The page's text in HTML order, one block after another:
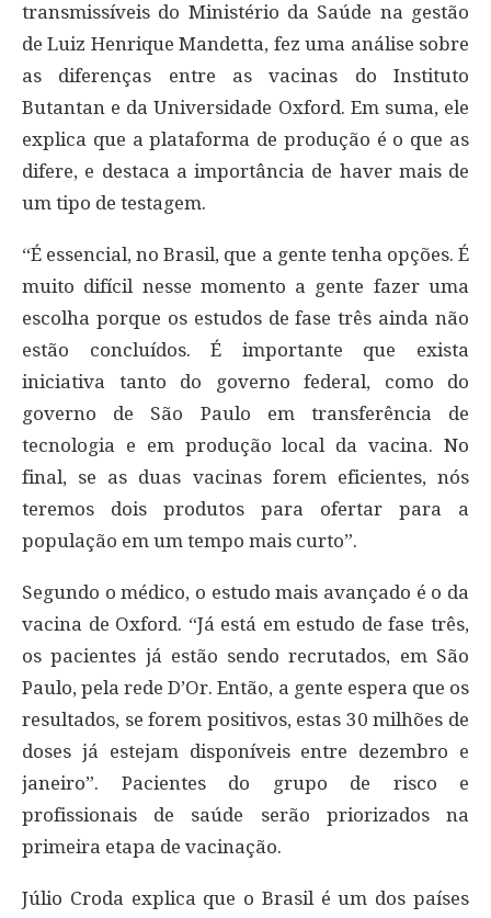
transmissíveis do Ministério da Saúde na gestão
de Luiz Henrique Mandetta, fez uma análise sobre
as diferenças entre as vacinas do Instituto
Butantan e da Universidade Oxford. Em suma, ele
explica que a plataforma de produção é o que as
difere, e destaca a importância de haver mais de
um tipo de testagem.
“É essencial, no Brasil, que a gente tenha opções. É
muito difícil nesse momento a gente fazer uma
escolha porque os estudos de fase três ainda não
estão concluídos. É importante que exista
iniciativa tanto do governo federal, como do
governo de São Paulo em transferência de
tecnologia e em produção local da vacina. No
final, se as duas vacinas forem eficientes, nós
teremos dois produtos para ofertar para a
população em um tempo mais curto”.
Segundo o médico, o estudo mais avançado é o da
vacina de Oxford. “Já está em estudo de fase três,
os pacientes já estão sendo recrutados, em São
Paulo, pela rede D’Or. Então, a gente espera que os
resultados, se forem positivos, estas 30 milhões de
doses já estejam disponíveis entre dezembro e
janeiro”. Pacientes do grupo de risco e
profissionais de saúde serão priorizados na
primeira etapa de vacinação.
Júlio Croda explica que o Brasil é um dos países